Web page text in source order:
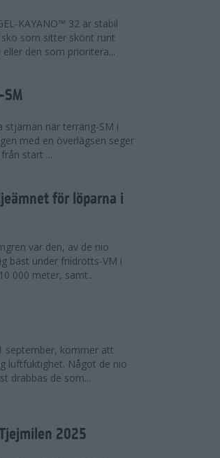
KAYANO™ 32 är stabil
som sitter skönt runt
den som prioritera...
stjärnan när terräng-SM i
med en överlägsen seger
start ...
för löparna i
var den, av de nio
bäst under friidrotts-VM i
000 meter, samt...
september, kommer att
luftfuktighet. Något de nio
drabbas de som...
2025